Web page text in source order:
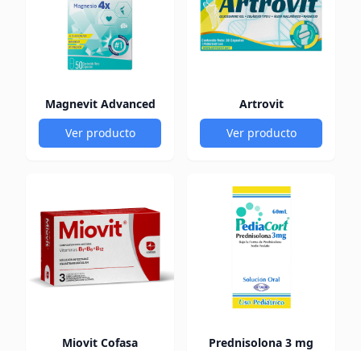
Magnevit Advanced
Ver producto
Artrovit
Ver producto
Miovit Cofasa
Prednisolona 3 mg